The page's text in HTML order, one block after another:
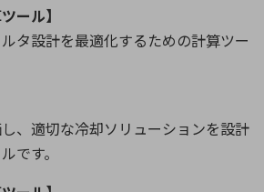
ール】
タ設計を最適化するための計算ツー
、適切な冷却ソリューションを設計
です。